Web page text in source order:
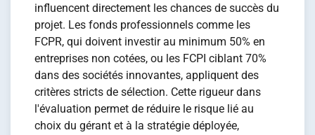
influencent directement les chances de succès du
projet. Les fonds professionnels comme les
FCPR, qui doivent investir au minimum 50% en
entreprises non cotées, ou les FCPI ciblant 70%
dans des sociétés innovantes, appliquent des
critères stricts de sélection. Cette rigueur dans
l'évaluation permet de réduire le risque lié au
choix du gérant et à la stratégie déployée,